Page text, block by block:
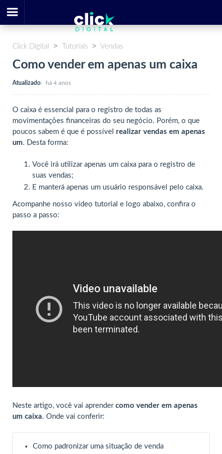
Click Digital Tutoriais Vendas
Como vender em apenas um caixa
Atualizado: há 4 anos
O caixa é essencial para o registro de todas as
movimentações financeiras do seu negócio. Porém, o que
poucos sabem é que é possível realizar vendas em apenas
um. Desta forma:
Você irá utilizar apenas um caixa para o registro de
suas vendas;
E manterá apenas um usuário responsável pelo caixa.
Acompanhe nosso vídeo tutorial e logo abaixo, confira o
passo a passo:
Neste artigo, você vai aprender como vender em apenas
um caixa. Onde vai conferir:
Como padronizar uma situação de venda